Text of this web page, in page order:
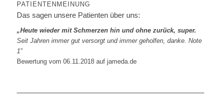
PATIENTEN­MEINUNG
Das sagen unsere Patienten über uns:
„Heute wieder mit Schmerzen hin und ohne zurück, super.
Seit Jahren immer gut versorgt und immer geholfen, danke. Note
1″
Bewertung vom 06.11.2018 auf jameda.de